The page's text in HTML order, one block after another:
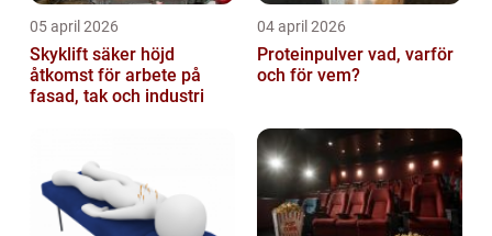
05 april 2026
Skyklift säker höjd
åtkomst för arbete på
fasad, tak och industri
04 april 2026
Proteinpulver vad, varför
och för vem?